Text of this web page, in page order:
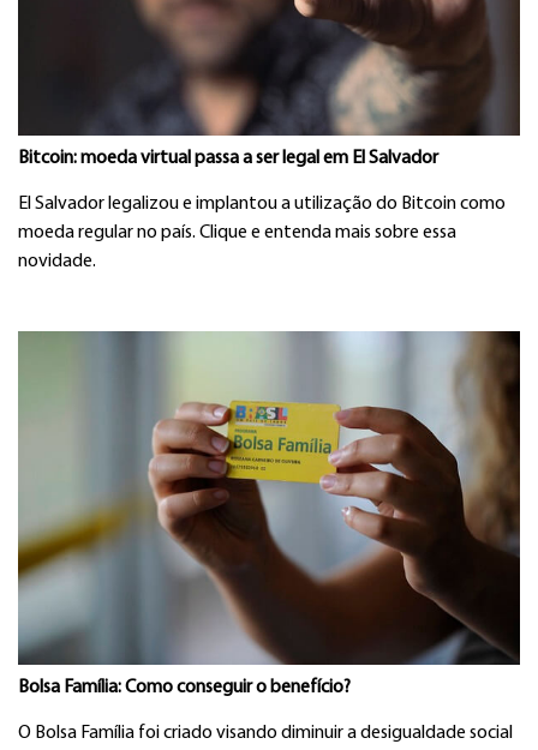
Bitcoin: moeda virtual passa a ser legal em El Salvador
El Salvador legalizou e implantou a utilização do Bitcoin como
moeda regular no país. Clique e entenda mais sobre essa
novidade.
Bolsa Família: Como conseguir o benefício?
O Bolsa Família foi criado visando diminuir a desigualdade social